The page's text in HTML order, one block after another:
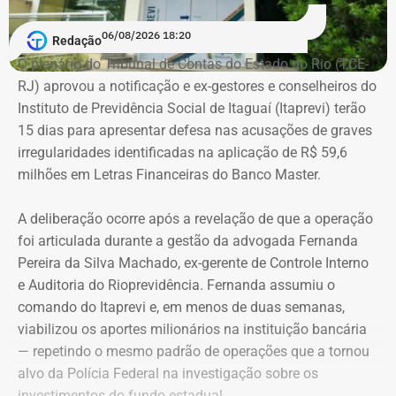
Em documento de consulta pública da Casa da Moeda do
Brasil, Alex Ofredi Melim aparece como representante da
Melim Corretora de Seguros Ltda., empresa que atua no
setor de seguros e planos de saúde.
Declaração de bens de Alex Melim em 2026 — Foto:
Reprodução/Divulgacand
Redação06/08/2026 18:20
O plenário do Tribunal de Contas do Estado do Rio (TCE-
RJ) aprovou a notificação e ex-gestores e conselheiros do
Instituto de Previdência Social de Itaguaí (Itaprevi) terão
15 dias para apresentar defesa nas acusações de graves
irregularidades identificadas na aplicação de R$ 59,6
milhões em Letras Financeiras do Banco Master.
A deliberação ocorre após a revelação de que a operação
foi articulada durante a gestão da advogada Fernanda
Pereira da Silva Machado, ex-gerente de Controle Interno
e Auditoria do Rioprevidência. Fernanda assumiu o
comando do Itaprevi e, em menos de duas semanas,
viabilizou os aportes milionários na instituição bancária
— repetindo o mesmo padrão de operações que a tornou
alvo da Polícia Federal na investigação sobre os